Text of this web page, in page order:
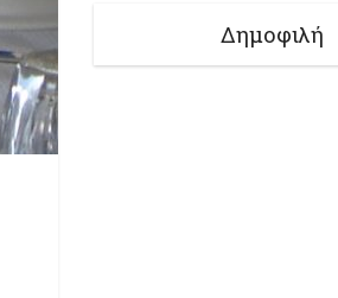
Δημοφιλή